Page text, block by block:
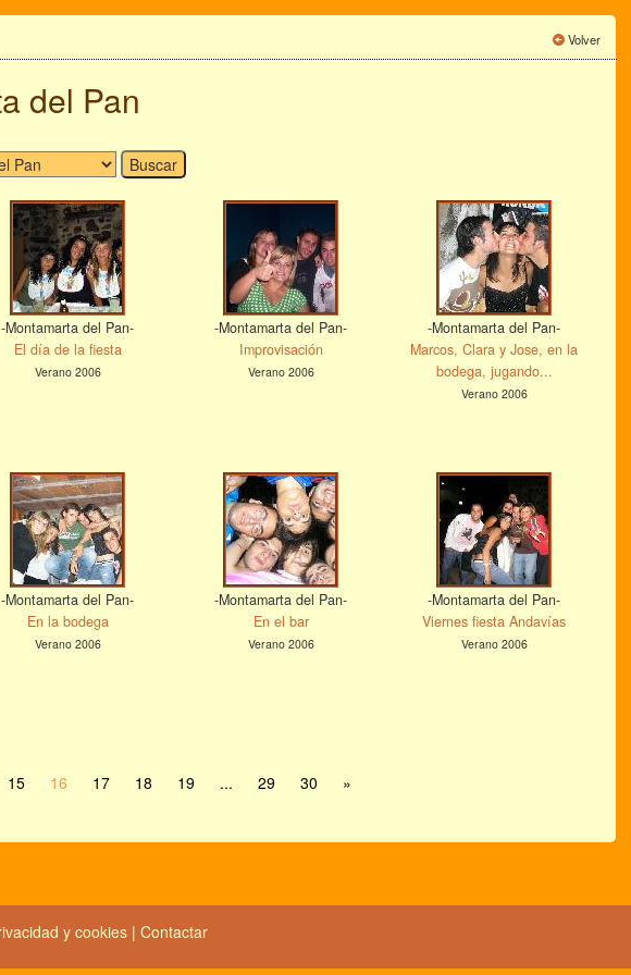
Volver
del Pan
-Montamarta del Pan-
El día de la fiesta
Verano 2006
-Montamarta del Pan-
Improvisación
Verano 2006
-Montamarta del Pan-
Marcos, Clara y Jose, en la
bodega, jugando...
Verano 2006
-Montamarta del Pan-
En la bodega
Verano 2006
-Montamarta del Pan-
En el bar
Verano 2006
-Montamarta del Pan-
Viernes fiesta Andavías
Verano 2006
15 16 17 18 19 ... 29 30 »
y cookies | Contactar